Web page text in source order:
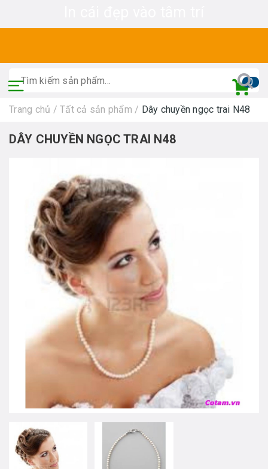
0
Trang chủ / Tất cả sản phẩm / Dây chuyền ngọc trai N48
DÂY CHUYỀN NGỌC TRAI N48